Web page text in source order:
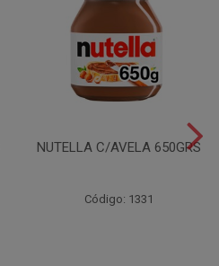
NUTELLA C/AVELA 650GRS
Código: 1331